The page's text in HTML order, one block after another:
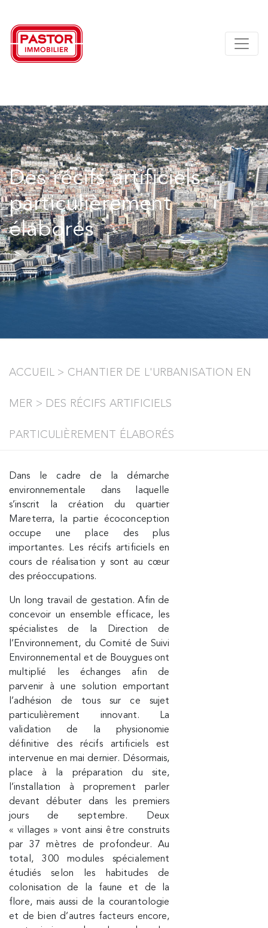
Des récifs artificiels
particulièrement
élaborés
ACCUEIL > CHANTIER DE L'URBANISATION EN
MER > DES RÉCIFS ARTIFICIELS
PARTICULIÈREMENT ÉLABORÉS
Dans le cadre de la démarche
environnementale dans laquelle
s’inscrit la création du quartier
Mareterra, la partie écoconception
occupe une place des plus
importantes. Les récifs artificiels en
cours de réalisation y sont au cœur
des préoccupations.
Un long travail de gestation. Afin de
concevoir un ensemble efficace, les
spécialistes de la Direction de
l’Environnement, du Comité de Suivi
Environnemental et de Bouygues ont
multiplié les échanges afin de
parvenir à une solution emportant
l’adhésion de tous sur ce sujet
particulièrement innovant. La
validation de la physionomie
définitive des récifs artificiels est
intervenue en mai dernier. Désormais,
place à la préparation du site,
l’installation à proprement parler
devant débuter dans les premiers
jours de septembre. Deux
« villages » vont ainsi être construits
par 37 mètres de profondeur. Au
total, 300 modules spécialement
étudiés selon les habitudes de
colonisation de la faune et de la
flore, mais aussi de la courantologie
et de bien d’autres facteurs encore,